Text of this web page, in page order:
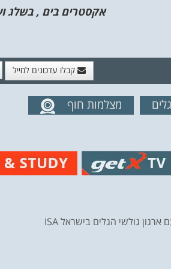
אקסטרים בים , בשלג
קבלו עדכונים למייל
מהאתרמצלמות חוף